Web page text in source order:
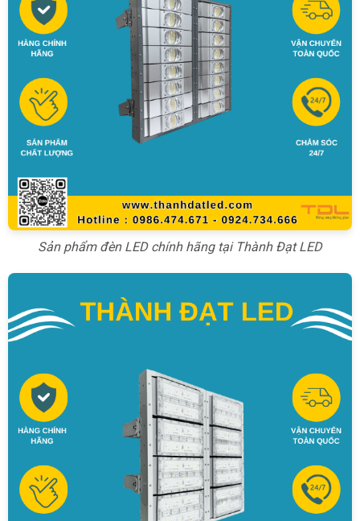
Sản phẩm đèn LED chính hãng tại Thành Đạt LED